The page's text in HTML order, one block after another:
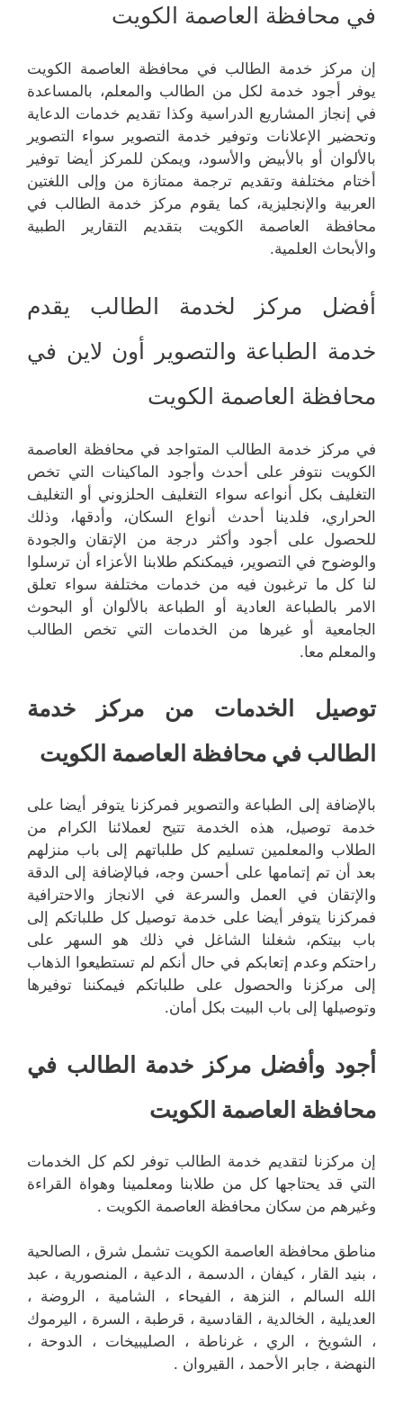
في محافظة العاصمة الكويت
إن مركز خدمة الطالب في محافظة العاصمة الكويت
يوفر أجود خدمة لكل من الطالب والمعلم، بالمساعدة
في إنجاز المشاريع الدراسية وكذا تقديم خدمات الدعاية
وتحضير الإعلانات وتوفير خدمة التصوير سواء التصوير
بالألوان أو بالأبيض والأسود، ويمكن للمركز أيضا توفير
أختام مختلفة وتقديم ترجمة ممتازة من وإلى اللغتين
العربية والإنجليزية، كما يقوم مركز خدمة الطالب في
محافظة العاصمة الكويت بتقديم التقارير الطبية
والأبحاث العلمية.
أفضل مركز لخدمة الطالب يقدم
خدمة الطباعة والتصوير أون لاين في
محافظة العاصمة الكويت
في مركز خدمة الطالب المتواجد في محافظة العاصمة
الكويت نتوفر على أحدث وأجود الماكينات التي تخص
التغليف بكل أنواعه سواء التغليف الحلزوني أو التغليف
الحراري، فلدينا أحدث أنواع السكان، وأدقها، وذلك
للحصول على أجود وأكثر درجة من الإتقان والجودة
والوضوح في التصوير، فيمكنكم طلابنا الأعزاء أن ترسلوا
لنا كل ما ترغبون فيه من خدمات مختلفة سواء تعلق
الامر بالطباعة العادية أو الطباعة بالألوان أو البحوث
الجامعية أو غيرها من الخدمات التي تخص الطالب
والمعلم معا.
توصيل الخدمات من مركز خدمة
الطالب في محافظة العاصمة الكويت
بالإضافة إلى الطباعة والتصوير فمركزنا يتوفر أيضا على
خدمة توصيل، هذه الخدمة تتيح لعملائنا الكرام من
الطلاب والمعلمين تسليم كل طلباتهم إلى باب منزلهم
بعد أن تم إتمامها على أحسن وجه، فبالإضافة إلى الدقة
والإتقان في العمل والسرعة في الانجاز والاحترافية
فمركزنا يتوفر أيضا على خدمة توصيل كل طلباتكم إلى
باب بيتكم، شغلنا الشاغل في ذلك هو السهر على
راحتكم وعدم إتعابكم في حال أنكم لم تستطيعوا الذهاب
إلى مركزنا والحصول على طلباتكم فيمكننا توفيرها
وتوصيلها إلى باب البيت بكل أمان.
أجود وأفضل مركز خدمة الطالب في
محافظة العاصمة الكويت
إن مركزنا لتقديم خدمة الطالب توفر لكم كل الخدمات
التي قد يحتاجها كل من طلابنا ومعلمينا وهواة القراءة
وغيرهم من سكان محافظة العاصمة الكويت .
مناطق محافظة العاصمة الكويت تشمل شرق ، الصالحية
، بنيد القار ، كيفان ، الدسمة ، الدعية ، المنصورية ، عبد
الله السالم ، النزهة ، الفيحاء ، الشامية ، الروضة ،
العديلية ، الخالدية ، القادسية ، قرطبة ، السرة ، اليرموك
، الشويخ ، الري ، غرناطة ، الصليبيخات ، الدوحة ،
النهضة ، جابر الأحمد ، القيروان .